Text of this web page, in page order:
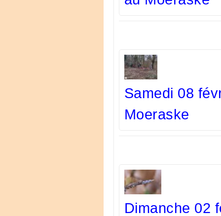
Samedi 08
Moeraske
Dimanche 02